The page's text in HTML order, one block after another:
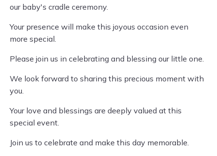
our baby's cradle ceremony.
Your presence will make this joyous occasion even
more special.
Please join us in celebrating and blessing our little one.
We look forward to sharing this precious moment with
you.
Your love and blessings are deeply valued at this
special event.
Join us to celebrate and make this day memorable.